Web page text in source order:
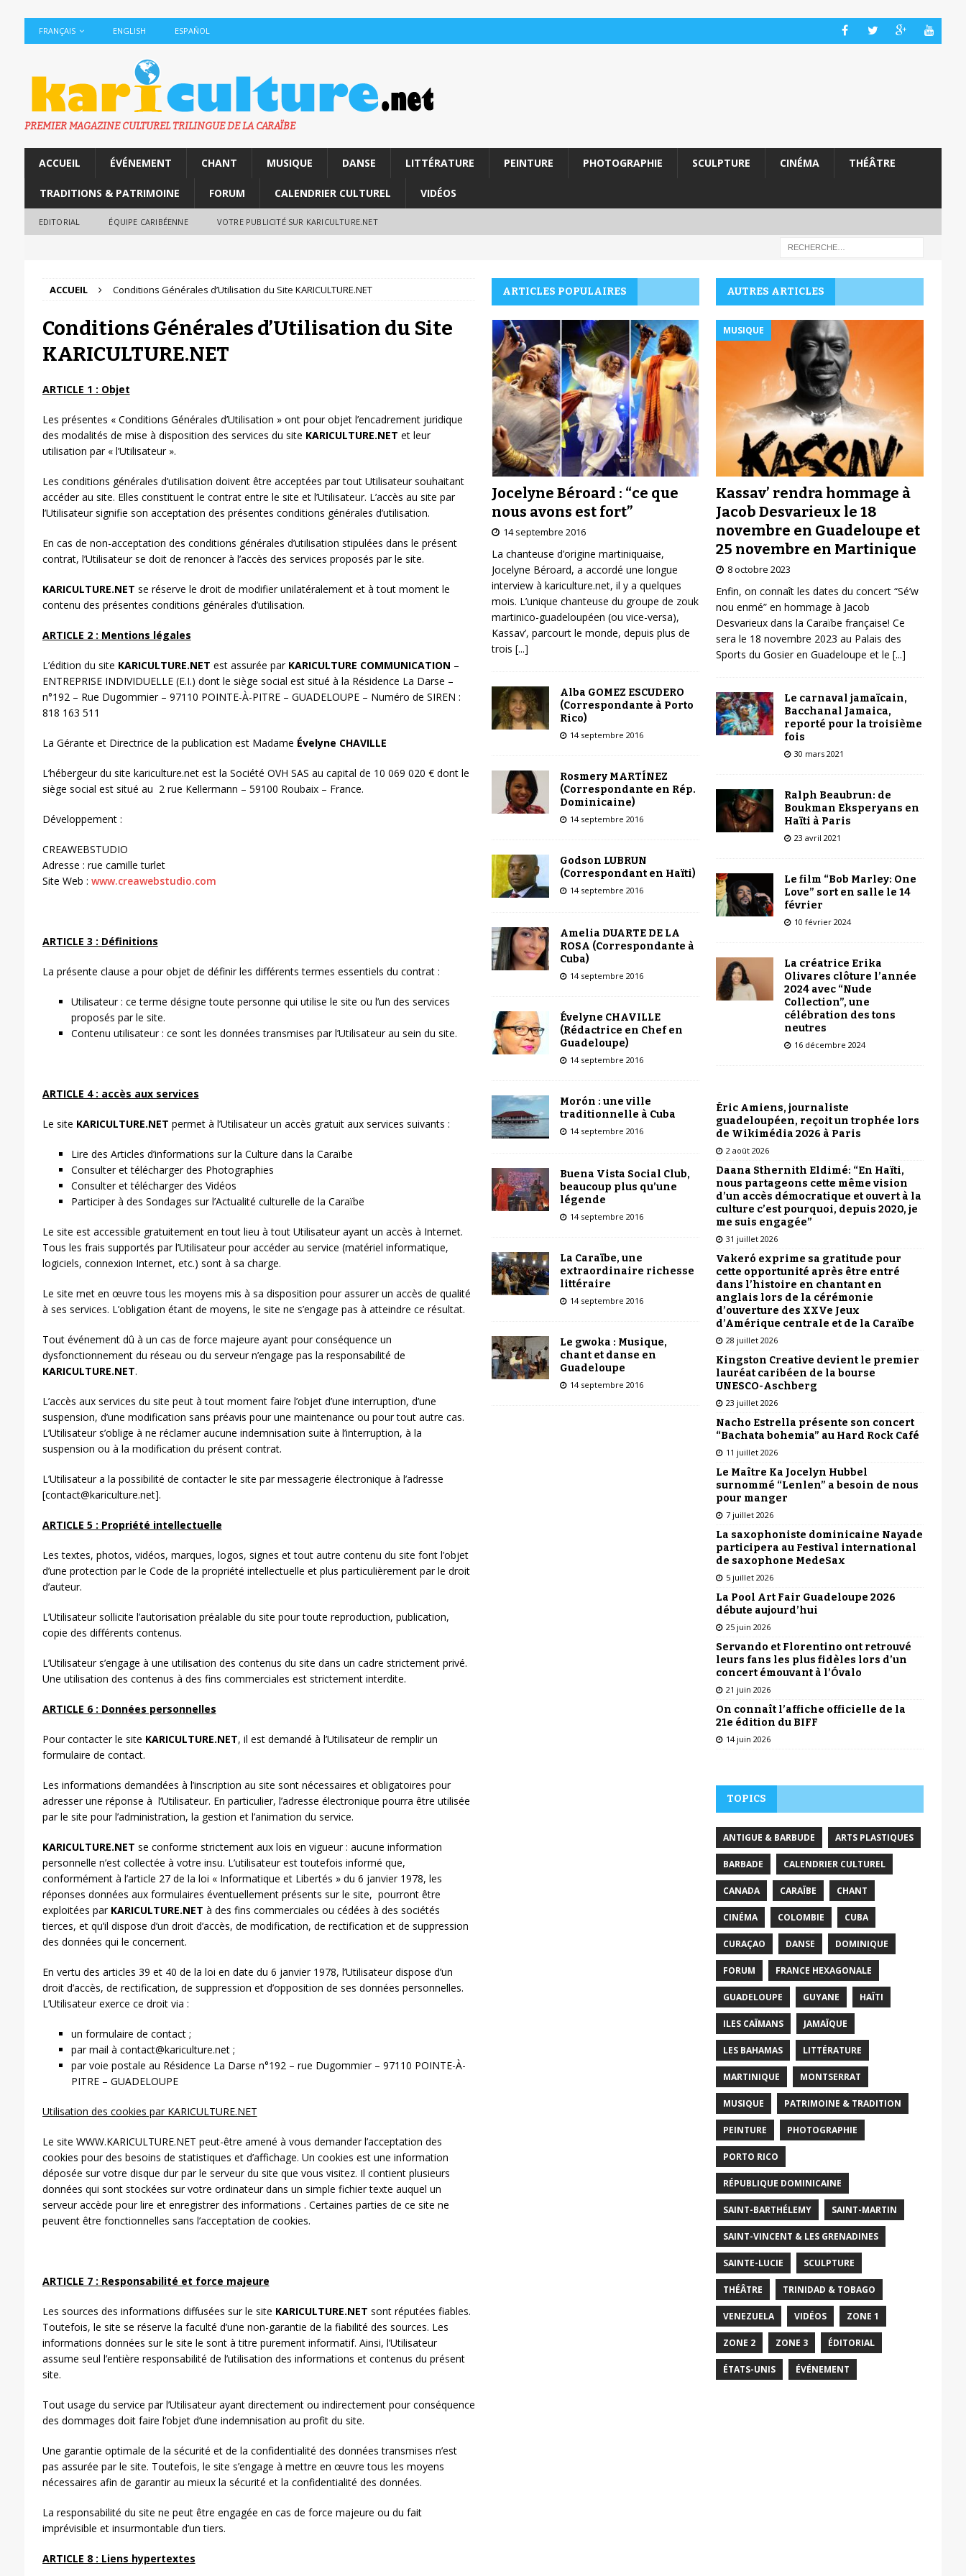
FRANÇAIS ENGLISH ESPAÑOL
PREMIER MAGAZINE CULTUREL TRILINGUE DE LA CARAÏBE
ACCUEIL ÉVÉNEMENT CHANT MUSIQUE DANSE LITTÉRATURE PEINTURE PHOTOGRAPHIE SCULPTURE CINÉMA THÉÂTRE
TRADITIONS & PATRIMOINE FORUM CALENDRIER CULTUREL VIDÉOS
EDITORIAL ÉQUIPE CARIBÉENNE VOTRE PUBLICITÉ SUR KARICULTURE.NET
ACCUEIL Conditions Générales d’Utilisation du Site KARICULTURE.NET
Conditions Générales d’Utilisation du Site
KARICULTURE.NET
ARTICLE 1 : Objet
Les présentes « Conditions Générales d’Utilisation » ont pour objet l’encadrement juridique
des modalités de mise à disposition des services du site KARICULTURE.NET et leur
utilisation par « l’Utilisateur ».
Les conditions générales d’utilisation doivent être acceptées par tout Utilisateur souhaitant
accéder au site. Elles constituent le contrat entre le site et l’Utilisateur. L’accès au site par
l’Utilisateur signifie son acceptation des présentes conditions générales d’utilisation.
En cas de non-acceptation des conditions générales d’utilisation stipulées dans le présent
contrat, l’Utilisateur se doit de renoncer à l’accès des services proposés par le site.
KARICULTURE.NET se réserve le droit de modifier unilatéralement et à tout moment le
contenu des présentes conditions générales d’utilisation.
ARTICLE 2 : Mentions légales
L’édition du site KARICULTURE.NET est assurée par KARICULTURE COMMUNICATION –
ENTREPRISE INDIVIDUELLE (E.I.) dont le siège social est situé à la Résidence La Darse –
n°192 – Rue Dugommier – 97110 POINTE-À-PITRE – GUADELOUPE – Numéro de SIREN :
818 163 511
La Gérante et Directrice de la publication est Madame Évelyne CHAVILLE
L’hébergeur du site kariculture.net est la Société OVH SAS au capital de 10 069 020 € dont le
siège social est situé au 2 rue Kellermann – 59100 Roubaix – France.
Développement :
CREAWEBSTUDIO
Adresse : rue camille turlet
Site Web : www.creawebstudio.com
ARTICLE 3 : Définitions
La présente clause a pour objet de définir les différents termes essentiels du contrat :
Utilisateur : ce terme désigne toute personne qui utilise le site ou l’un des services
proposés par le site.
Contenu utilisateur : ce sont les données transmises par l’Utilisateur au sein du site.
ARTICLE 4 : accès aux services
Le site KARICULTURE.NET permet à l’Utilisateur un accès gratuit aux services suivants :
Lire des Articles d’informations sur la Culture dans la Caraïbe
Consulter et télécharger des Photographies
Consulter et télécharger des Vidéos
Participer à des Sondages sur l’Actualité culturelle de la Caraïbe
Le site est accessible gratuitement en tout lieu à tout Utilisateur ayant un accès à Internet.
Tous les frais supportés par l’Utilisateur pour accéder au service (matériel informatique,
logiciels, connexion Internet, etc.) sont à sa charge.
Le site met en œuvre tous les moyens mis à sa disposition pour assurer un accès de qualité
à ses services. L’obligation étant de moyens, le site ne s’engage pas à atteindre ce résultat.
Tout événement dû à un cas de force majeure ayant pour conséquence un
dysfonctionnement du réseau ou du serveur n’engage pas la responsabilité de
KARICULTURE.NET.
L’accès aux services du site peut à tout moment faire l’objet d’une interruption, d’une
suspension, d’une modification sans préavis pour une maintenance ou pour tout autre cas.
L’Utilisateur s’oblige à ne réclamer aucune indemnisation suite à l’interruption, à la
suspension ou à la modification du présent contrat.
L’Utilisateur a la possibilité de contacter le site par messagerie électronique à l’adresse
[contact@kariculture.net].
ARTICLE 5 : Propriété intellectuelle
Les textes, photos, vidéos, marques, logos, signes et tout autre contenu du site font l’objet
d’une protection par le Code de la propriété intellectuelle et plus particulièrement par le droit
d’auteur.
L’Utilisateur sollicite l’autorisation préalable du site pour toute reproduction, publication,
copie des différents contenus.
L’Utilisateur s’engage à une utilisation des contenus du site dans un cadre strictement privé.
Une utilisation des contenus à des fins commerciales est strictement interdite.
ARTICLE 6 : Données personnelles
Pour contacter le site KARICULTURE.NET, il est demandé à l’Utilisateur de remplir un
formulaire de contact.
Les informations demandées à l’inscription au site sont nécessaires et obligatoires pour
adresser une réponse à l’Utilisateur. En particulier, l’adresse électronique pourra être utilisée
par le site pour l’administration, la gestion et l’animation du service.
KARICULTURE.NET se conforme strictement aux lois en vigueur : aucune information
personnelle n’est collectée à votre insu. L’utilisateur est toutefois informé que,
conformément à l’article 27 de la loi « Informatique et Libertés » du 6 janvier 1978, les
réponses données aux formulaires éventuellement présents sur le site, pourront être
exploitées par KARICULTURE.NET à des fins commerciales ou cédées à des sociétés
tierces, et qu’il dispose d’un droit d’accès, de modification, de rectification et de suppression
des données qui le concernent.
En vertu des articles 39 et 40 de la loi en date du 6 janvier 1978, l’Utilisateur dispose d’un
droit d’accès, de rectification, de suppression et d’opposition de ses données personnelles.
L’Utilisateur exerce ce droit via :
un formulaire de contact ;
par mail à contact@kariculture.net ;
par voie postale au Résidence La Darse n°192 – rue Dugommier – 97110 POINTE-À-
PITRE – GUADELOUPE
Utilisation des cookies par KARICULTURE.NET
Le site WWW.KARICULTURE.NET peut-être amené à vous demander l’acceptation des
cookies pour des besoins de statistiques et d’affichage. Un cookies est une information
déposée sur votre disque dur par le serveur du site que vous visitez. Il contient plusieurs
données qui sont stockées sur votre ordinateur dans un simple fichier texte auquel un
serveur accède pour lire et enregistrer des informations . Certaines parties de ce site ne
peuvent être fonctionnelles sans l’acceptation de cookies.
ARTICLE 7 : Responsabilité et force majeure
Les sources des informations diffusées sur le site KARICULTURE.NET sont réputées fiables.
Toutefois, le site se réserve la faculté d’une non-garantie de la fiabilité des sources. Les
informations données sur le site le sont à titre purement informatif. Ainsi, l’Utilisateur
assume seul l’entière responsabilité de l’utilisation des informations et contenus du présent
site.
Tout usage du service par l’Utilisateur ayant directement ou indirectement pour conséquence
des dommages doit faire l’objet d’une indemnisation au profit du site.
Une garantie optimale de la sécurité et de la confidentialité des données transmises n’est
pas assurée par le site. Toutefois, le site s’engage à mettre en œuvre tous les moyens
nécessaires afin de garantir au mieux la sécurité et la confidentialité des données.
La responsabilité du site ne peut être engagée en cas de force majeure ou du fait
imprévisible et insurmontable d’un tiers.
ARTICLE 8 : Liens hypertextes
ARTICLES POPULAIRES
Jocelyne Béroard : “ce que
nous avons est fort”
14 septembre 2016
La chanteuse d’origine martiniquaise,
Jocelyne Béroard, a accordé une longue
interview à kariculture.net, il y a quelques
mois. L’unique chanteuse du groupe de zouk
martinico-guadeloupéen (ou vice-versa),
Kassav’, parcourt le monde, depuis plus de
trois [...]
Alba GOMEZ ESCUDERO
(Correspondante à Porto
Rico)
14 septembre 2016
Rosmery MARTÍNEZ
(Correspondante en Rép.
Dominicaine)
14 septembre 2016
Godson LUBRUN
(Correspondant en Haïti)
14 septembre 2016
Amelia DUARTE DE LA
ROSA (Correspondante à
Cuba)
14 septembre 2016
Évelyne CHAVILLE
(Rédactrice en Chef en
Guadeloupe)
14 septembre 2016
Morón : une ville
traditionnelle à Cuba
14 septembre 2016
Buena Vista Social Club,
beaucoup plus qu’une
légende
14 septembre 2016
La Caraïbe, une
extraordinaire richesse
littéraire
14 septembre 2016
Le gwoka : Musique,
chant et danse en
Guadeloupe
14 septembre 2016
AUTRES ARTICLES
MUSIQUE
Kassav’ rendra hommage à
Jacob Desvarieux le 18
novembre en Guadeloupe et
25 novembre en Martinique
8 octobre 2023
Enfin, on connaît les dates du concert “Sé’w
nou enmé” en hommage à Jacob
Desvarieux dans la Caraïbe française! Ce
sera le 18 novembre 2023 au Palais des
Sports du Gosier en Guadeloupe et le [...]
Le carnaval jamaïcain,
Bacchanal Jamaica,
reporté pour la troisième
fois
30 mars 2021
Ralph Beaubrun: de
Boukman Eksperyans en
Haïti à Paris
23 avril 2021
Le film “Bob Marley: One
Love” sort en salle le 14
février
10 février 2024
La créatrice Erika
Olivares clôture l’année
2024 avec “Nude
Collection”, une
célébration des tons
neutres
16 décembre 2024
Éric Amiens, journaliste
guadeloupéen, reçoit un trophée lors
de Wikimédia 2026 à Paris
2 août 2026
Daana Sthernith Eldimé: “En Haïti,
nous partageons cette même vision
d’un accès démocratique et ouvert à la
culture c’est pourquoi, depuis 2020, je
me suis engagée”
31 juillet 2026
Vakeró exprime sa gratitude pour
cette opportunité après être entré
dans l’histoire en chantant en
anglais lors de la cérémonie
d’ouverture des XXVe Jeux
d’Amérique centrale et de la Caraïbe
28 juillet 2026
Kingston Creative devient le premier
lauréat caribéen de la bourse
UNESCO-Aschberg
23 juillet 2026
Nacho Estrella présente son concert
“Bachata bohemia” au Hard Rock Café
11 juillet 2026
Le Maître Ka Jocelyn Hubbel
surnommé “Lenlen” a besoin de nous
pour manger
7 juillet 2026
La saxophoniste dominicaine Nayade
participera au Festival international
de saxophone MedeSax
5 juillet 2026
La Pool Art Fair Guadeloupe 2026
débute aujourd’hui
25 juin 2026
Servando et Florentino ont retrouvé
leurs fans les plus fidèles lors d’un
concert émouvant à l’Óvalo
21 juin 2026
On connaît l’affiche officielle de la
21e édition du BIFF
14 juin 2026
TOPICS
ANTIGUE & BARBUDE ARTS PLASTIQUES
BARBADE CALENDRIER CULTUREL
CANADA CARAÏBE CHANT
CINÉMA COLOMBIE CUBA
CURAÇAO DANSE DOMINIQUE
FORUM FRANCE HEXAGONALE
GUADELOUPE GUYANE HAÏTI
ILES CAÏMANS JAMAÏQUE
LES BAHAMAS LITTÉRATURE
MARTINIQUE MONTSERRAT
MUSIQUE PATRIMOINE & TRADITION
PEINTURE PHOTOGRAPHIE
PORTO RICO
RÉPUBLIQUE DOMINICAINE
SAINT-BARTHÉLEMY SAINT-MARTIN
SAINT-VINCENT & LES GRENADINES
SAINTE-LUCIE SCULPTURE
THÉÂTRE TRINIDAD & TOBAGO
VENEZUELA VIDÉOS ZONE 1
ZONE 2 ZONE 3 ÉDITORIAL
ÉTATS-UNIS ÉVÉNEMENT